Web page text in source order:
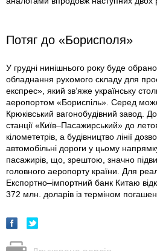
Потяг до «Борисполя»
У грудні нинішнього року буде
обладнання рухомого складу для
експрес», який зв’яже українську
аеропортом «Бориспіль». Серед
Крюківський вагонобудівний завод.
станції «Київ–Пасажирський» до
кіломететрів, а будівництво лінії
автомобільні дороги у цьому
пасажирів, що, зрештою, значно
головного аеропорту країни. Для
Експортно–імпортний банк Китаю
372 млн. доларів із терміном